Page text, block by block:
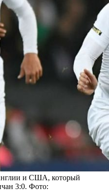
и США, который
3:0. Фото: